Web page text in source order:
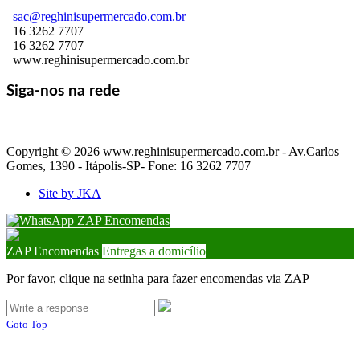
sac@reghinisupermercado.com.br
16 3262 7707
16 3262 7707
www.reghinisupermercado.com.br
Siga-nos na rede
Copyright © 2026 www.reghinisupermercado.com.br - Av.Carlos
Gomes, 1390 - Itápolis-SP- Fone: 16 3262 7707
Site by JKA
ZAP Encomendas
ZAP Encomendas Entregas a domicílio
Por favor, clique na setinha para fazer encomendas via ZAP
Goto Top